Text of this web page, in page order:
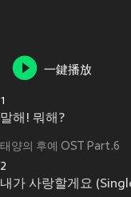
一鍵播放
1
말해! 뭐해?
태양의 후예 OST Part.6
2
내가 사랑할게요